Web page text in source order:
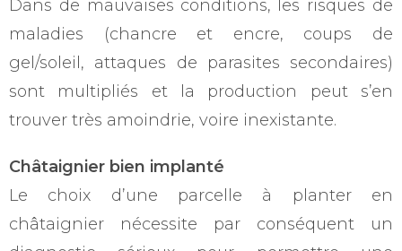
Dans de mauvaises conditions, les risques de
maladies (chancre et encre, coups de
gel/soleil, attaques de parasites secondaires)
sont multipliés et la production peut s’en
trouver très amoindrie, voire inexistante.
Châtaignier bien implanté
Le choix d’une parcelle à planter en
châtaignier nécessite par conséquent un